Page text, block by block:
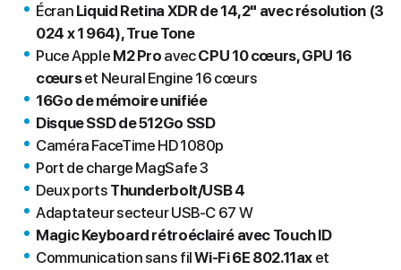
Écran Liquid Retina XDR de 14,2" avec résolution (3
024 x 1 964), True Tone
Puce Apple M2 Pro avecCPU 10 cœurs, GPU 16
cœurset Neural Engine 16 cœurs
16Go de mémoire unifiée
Disque SSD de512Go SSD
Caméra FaceTime HD 1080p
Port de charge MagSafe 3
Deux ports Thunderbolt/USB 4
Adaptateur secteur USB‑C 67 W
Magic Keyboard rétroéclairé avec Touch ID
Communication sans filWi-Fi 6E 802.11ax et